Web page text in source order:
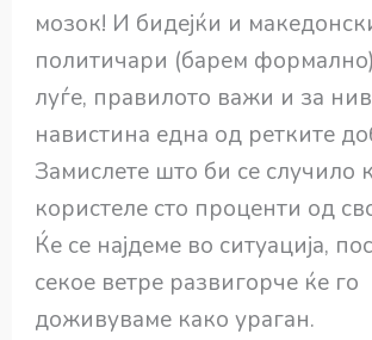
мозок! И бидејќи и
политичари (барем
луѓе, правилото важи и за
навистина една од ретките
Замислете што би се случило
користеле сто проценти од
Ќе се најдеме во ситуација,
секое ветре развигорче ќе го
доживуваме како ураган.